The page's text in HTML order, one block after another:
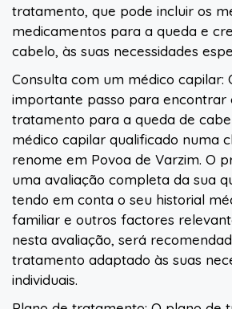
tratamento, que pode incluir os
medicamentos para a queda e
cabelo, às suas necessidades
Consulta com um médico capilar:
importante passo para encontrar
tratamento para a queda de
médico capilar qualificado numa
renome em Povoa de Varzim. O
uma avaliação completa da sua
tendo em conta o seu historial
familiar e outros factores
nesta avaliação, será
tratamento adaptado às suas
individuais.